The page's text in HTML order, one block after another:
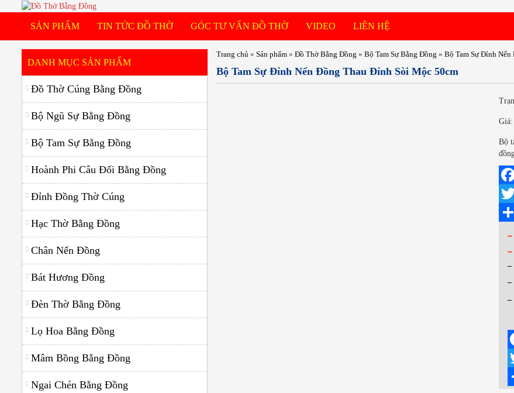
SẢN PHẨM
Bộ Tam Sự Bằng Đồng
Hạc Thờ Bằng Đồng
Chân Nến Đồng
Bát Hương Đồng
Đèn Thờ Bằng Đồng
Lọ Hoa Bằng Đồng
Ống Hương Bằng Đồng
Bộ Đài Thờ Bằng Đồng
Hoành Phi Câu Đối Bằng Đồng
Lư hương đồng
TIN TỨC ĐỒ THỜ GÓC TƯ VẤN ĐỒ THỜ VIDEO LIÊN HỆ
Trang chủ » Sản phẩm» Đồ Thờ Bằng Đồng » Bộ Tam Sự Bằng Đồng » Bộ Tam Sự Đỉnh
Bộ Tam Sự Đỉnh Nến Đồng Thau Đỉnh Sòi Mộc 50cm
Giá:
Bộ
–
–
–
DANH MỤC SẢN PHẨM
Đồ Thờ Cúng Bằng Đồng
Bộ Ngũ Sự Bằng Đồng
Bộ Tam Sự Bằng Đồng
Hoành Phi Câu Đối Bằng Đồng
Đỉnh Đồng Thờ Cúng
Hạc Thờ Bằng Đồng
Chân Nến Đồng
Bát Hương Đồng
Đèn Thờ Bằng Đồng
Lọ Hoa Bằng Đồng
Mâm Bồng Bằng Đồng
Ngai Chén Bằng Đồng